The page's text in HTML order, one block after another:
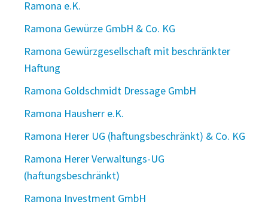
Ramona e.K.
Ramona Gewürze GmbH & Co. KG
Ramona Gewürzgesellschaft mit beschränkter
Haftung
Ramona Goldschmidt Dressage GmbH
Ramona Hausherr e.K.
Ramona Herer UG (haftungsbeschränkt) & Co. KG
Ramona Herer Verwaltungs-UG
(haftungsbeschränkt)
Ramona Investment GmbH